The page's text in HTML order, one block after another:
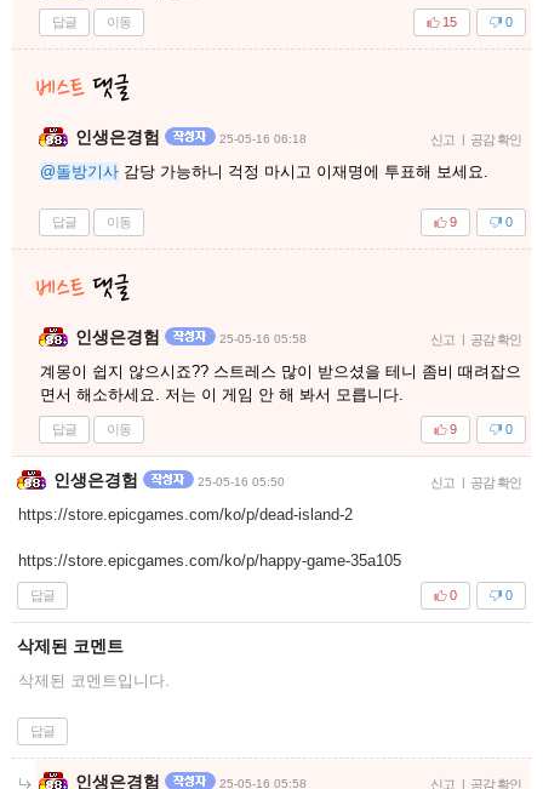
답글 이동 0
15
인생은경험 25-05-16 06:18 신고 | 공감 확인
@돌방기사 감당 가능하니 걱정 마시고 이재명에 투표해 보세요.
답글 이동 0
9
인생은경험 25-05-16 05:58 신고 | 공감 확인
계몽이 쉽지 않으시죠?? 스트레스 많이 받으셨을 테니 좀비 때려잡으
면서 해소하세요. 저는 이 게임 안 해 봐서 모릅니다.
답글 이동 0
9
인생은경험 25-05-16 05:50 신고 | 공감 확인
https://store.epicgames.com/ko/p/dead-island-2
https://store.epicgames.com/ko/p/happy-game-35a105
답글 0
0
삭제된 코멘트
삭제된 코멘트입니다.
답글
인생은경험 25-05-16 05:58 신고 | 공감 확인